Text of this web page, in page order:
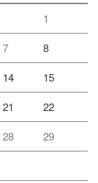
1
7 8
14 15
21 22
28 29